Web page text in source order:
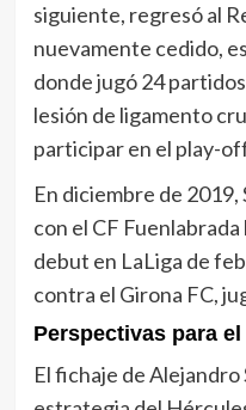
siguiente, regresó al
nuevamente cedido,
donde jugó 24
lesión de ligamento
participar en el play-
En diciembre de
con el CF
debut en LaLiga de
contra el Girona FC,
Perspectivas para
El fichaje de Alejandro